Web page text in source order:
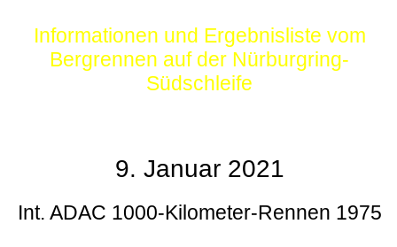
Informationen und Ergebnisliste vom
Bergrennen auf der Nürburgring-
Südschleife
9. Januar 2021
Int. ADAC 1000-Kilometer-Rennen 1975